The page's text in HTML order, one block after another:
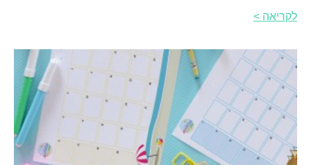
לקריאה >